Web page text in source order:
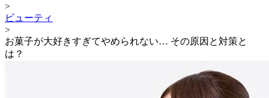
>
ビューティ
>
お菓子が大好きすぎてやめられない… その原因と対策と
は？